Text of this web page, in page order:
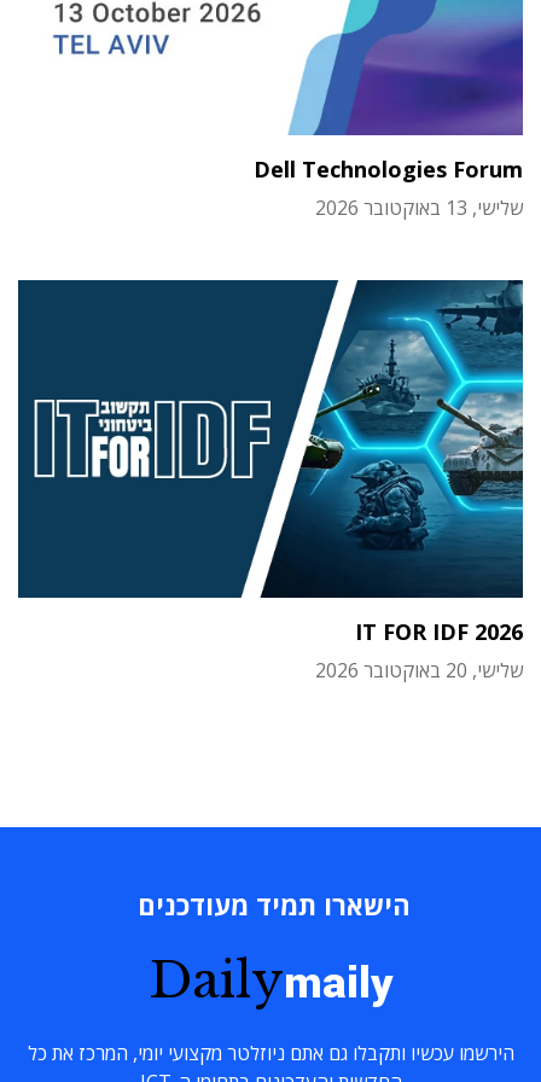
Dell Technologies Forum
שלישי, 13 באוקטובר 2026
IT FOR IDF 2026
שלישי, 20 באוקטובר 2026
הישארו תמיד מעודכנים
Dailymaily
הירשמו עכשיו ותקבלו גם אתם ניוזלטר מקצועי יומי, המרכז את כל